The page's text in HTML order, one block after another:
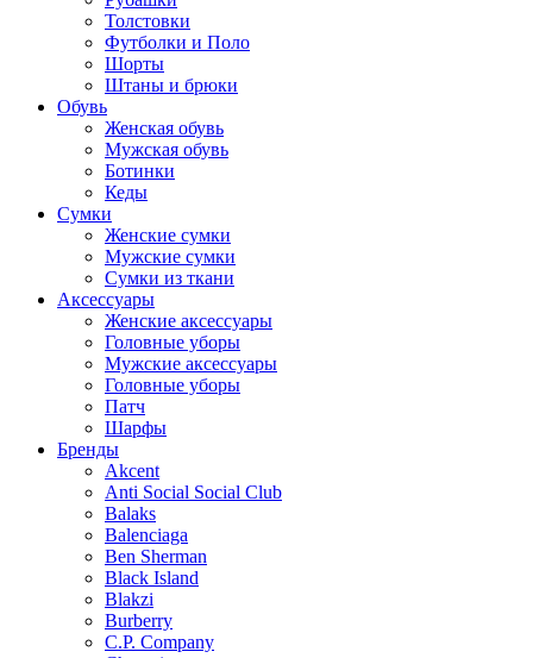
Толстовки
Футболки и Поло
Шорты
Штаны и брюки
Обувь
Женская обувь
Мужская обувь
Ботинки
Кеды
Сумки
Женские сумки
Мужские сумки
Сумки из ткани
Аксессуары
Женские аксессуары
Головные уборы
Мужские аксессуары
Головные уборы
Патч
Шарфы
Бренды
Akcent
Anti Social Social Club
Balaks
Balenciaga
Ben Sherman
Black Island
Blakzi
Burberry
C.P. Company